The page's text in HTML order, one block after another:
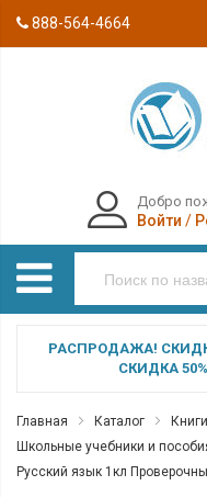
888-564-4664
Добро
Войти /
РАСПРОДАЖА!
СКИДКА
Главная Каталог Книги
Школьные учебники и
Русский язык 1кл